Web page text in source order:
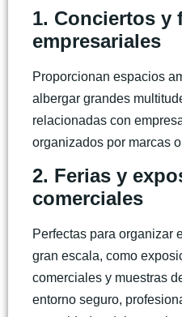
1. Conciertos y
empresariales
Proporcionan espacios
albergar grandes
relacionadas con
organizados por marcas
2. Ferias y
comerciales
Perfectas para organizar
gran escala, como
comerciales y muestras
entorno seguro,